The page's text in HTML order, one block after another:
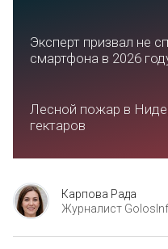
Эксперт призвал не
смартфона в 2026
Лесной пожар в
гектаров
Карпова Рада
Журналист